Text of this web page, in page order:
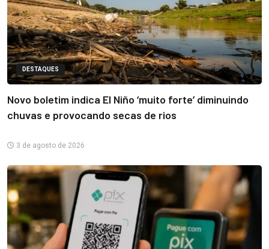
DESTAQUES
Novo boletim indica El Niño ‘muito forte’ diminuindo
chuvas e provocando secas de rios
3 de agosto de 2026